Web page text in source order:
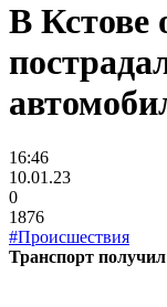
В Кстове
16:46
10.01.23
0
1876
#Происшествия
Транспорт